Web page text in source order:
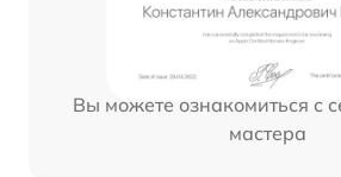
Вы можете ознакомиться с
мастера